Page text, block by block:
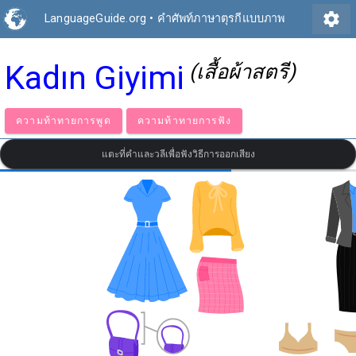
LanguageGuide.org • คำศัพท์ภาษาตุรกีแบบภาพ settings
Kadın Giyimi (เสื้อผ้าสตรี)
ความท้าทายการพูด ความท้าทายการฟัง
แตะที่คำและวลีเพื่อฟังวิธีการออกเสียง